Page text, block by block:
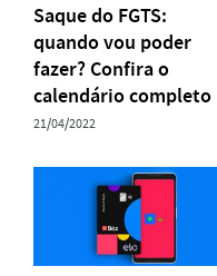
Saque do FGTS:
quando vou poder
fazer? Confira o
calendário completo
21/04/2022